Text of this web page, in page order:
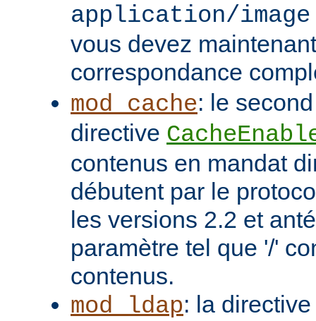
application/
vous devez
correspondance
mod_cache: le
directive
contenus en mandat
débutent par le
les versions 2.2 et
paramètre tel que '/'
contenus.
mod_ldap: la directive